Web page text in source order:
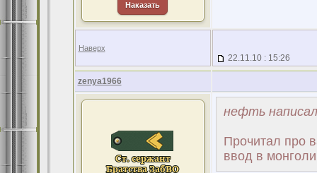
Наказать
Наверх
22.11.10 : 15:26
zenya1966
нефть
Прочитал про
ввод в